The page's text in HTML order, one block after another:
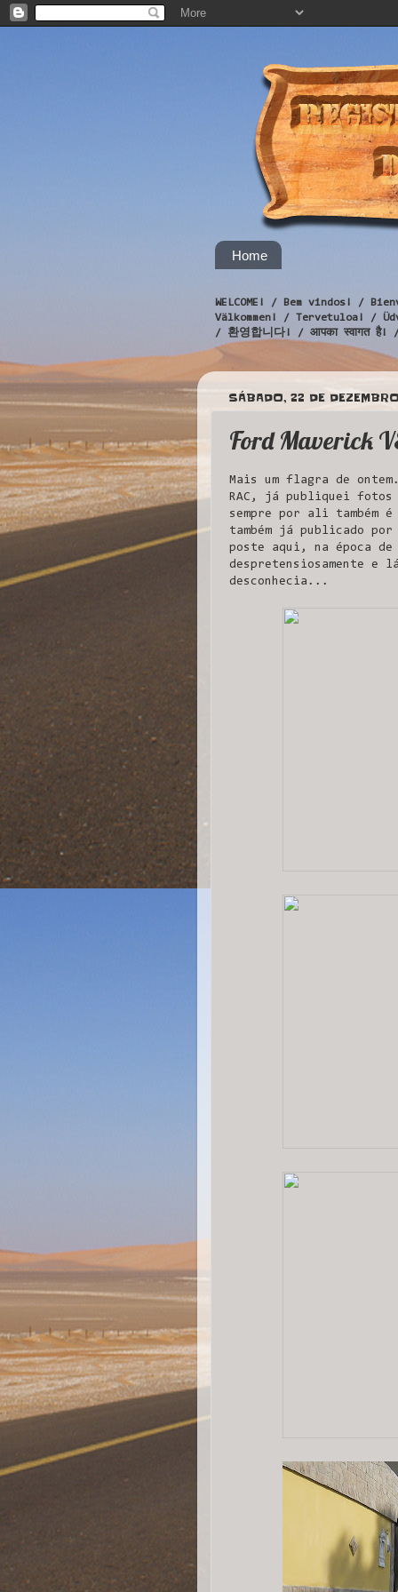
Home
WELCOME! / Bem vindos! /
Välkommen! / Tervetuloa! /
/ 환영합니다! / आपका स्वागत है!
SÁBADO, 22 DE
Ford Maverick
Mais um flagra de
RAC, já publiquei fotos
sempre por ali também
também já publicado
poste aqui, na época
despretensiosamente e
desconhecia...